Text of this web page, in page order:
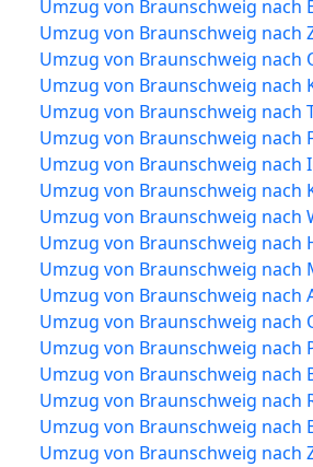
Umzug von Braunschweig nach
Umzug von Braunschweig nach
Umzug von Braunschweig nach
Umzug von Braunschweig nach
Umzug von Braunschweig nach
Umzug von Braunschweig nach
Umzug von Braunschweig nach
Umzug von Braunschweig nach
Umzug von Braunschweig nach
Umzug von Braunschweig nach
Umzug von Braunschweig nach
Umzug von Braunschweig nach
Umzug von Braunschweig nach
Umzug von Braunschweig nach
Umzug von Braunschweig nach
Umzug von Braunschweig nach
Umzug von Braunschweig nach
Umzug von Braunschweig nach